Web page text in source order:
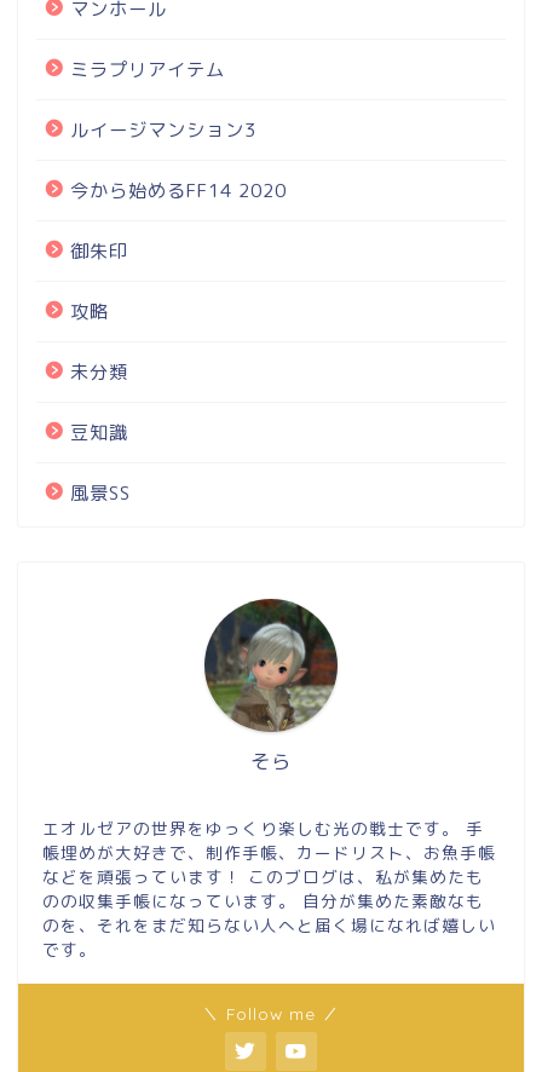
マンホール
ミラプリアイテム
ルイージマンション3
今から始めるFF14 2020
御朱印
攻略
未分類
豆知識
風景SS
そら
エオルゼアの世界をゆっくり楽しむ光の戦士です。 手
帳埋めが大好きで、制作手帳、カードリスト、お魚手帳
などを頑張っています！ このブログは、私が集めたも
のの収集手帳になっています。 自分が集めた素敵なも
のを、それをまだ知らない人へと届く場になれば嬉しい
です。
＼ Follow me ／